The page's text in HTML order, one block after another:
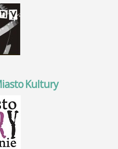
Kultury